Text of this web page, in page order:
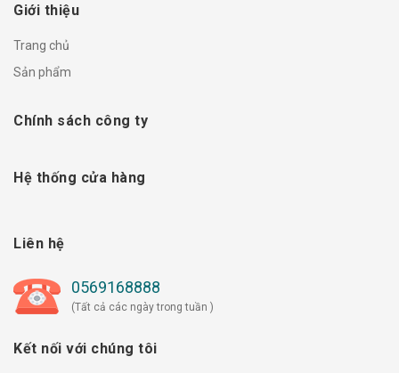
Giới thiệu
Trang chủ
Sản phẩm
Chính sách công ty
Hệ thống cửa hàng
Liên hệ
0569168888
(Tất cả các ngày trong tuần )
Kết nối với chúng tôi